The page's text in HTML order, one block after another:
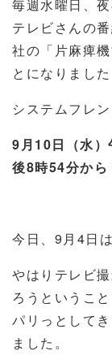
毎週水曜日、
テレビさんの
社の「片麻痺
とになりました
システムフレ
9月10日（水）
後8時54分から
今日、9月4日
やはりテレビ
ろうというこ
パリっとして
ました。